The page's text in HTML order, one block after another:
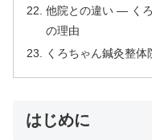
他院との違い — く
の理由
くろちゃん鍼灸整体
はじめに